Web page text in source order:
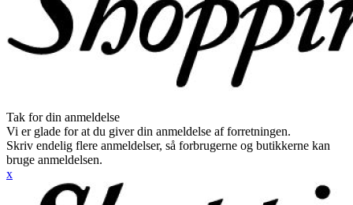
Tak for din anmeldelse
Vi er glade for at du giver din anmeldelse af forretningen.
Skriv endelig flere anmeldelser, så forbrugerne og butikkerne kan
bruge anmeldelsen.
x